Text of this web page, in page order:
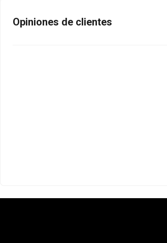
Opiniones de clientes